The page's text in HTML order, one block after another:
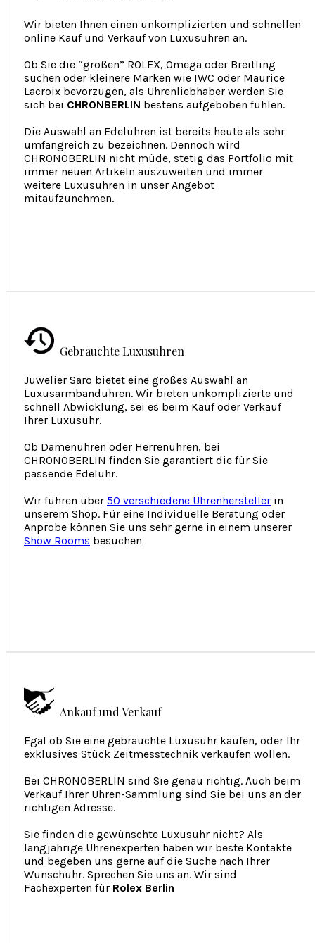
Wir bieten Ihnen einen unkomplizierten und schnellen
online Kauf und Verkauf von Luxusuhren an.
Ob Sie die “großen” ROLEX, Omega oder Breitling
suchen oder kleinere Marken wie IWC oder Maurice
Lacroix bevorzugen, als Uhrenliebhaber werden Sie
sich bei CHRONBERLIN bestens aufgeboben fühlen.
Die Auswahl an Edeluhren ist bereits heute als sehr
umfangreich zu bezeichnen. Dennoch wird
CHRONOBERLIN nicht müde, stetig das Portfolio mit
immer neuen Artikeln auszuweiten und immer
weitere Luxusuhren in unser Angebot
mitaufzunehmen.
Gebrauchte Luxusuhren
Juwelier Saro bietet eine großes Auswahl an
Luxusarmbanduhren. Wir bieten unkomplizierte und
schnell Abwicklung, sei es beim Kauf oder Verkauf
Ihrer Luxusuhr.
Ob Damenuhren oder Herrenuhren, bei
CHRONOBERLIN finden Sie garantiert die für Sie
passende Edeluhr.
Wir führen über 50 verschiedene Uhrenhersteller in
unserem Shop. Für eine Individuelle Beratung oder
Anprobe können Sie uns sehr gerne in einem unserer
Show Rooms besuchen
Ankauf und Verkauf
Egal ob Sie eine gebrauchte Luxusuhr kaufen, oder Ihr
exklusives Stück Zeitmesstechnik verkaufen wollen.
Bei CHRONOBERLIN sind Sie genau richtig. Auch beim
Verkauf Ihrer Uhren-Sammlung sind Sie bei uns an der
richtigen Adresse.
Sie finden die gewünschte Luxusuhr nicht? Als
langjährige Uhrenexperten haben wir beste Kontakte
und begeben uns gerne auf die Suche nach Ihrer
Wunschuhr. Sprechen Sie uns an. Wir sind
Fachexperten für Rolex Berlin